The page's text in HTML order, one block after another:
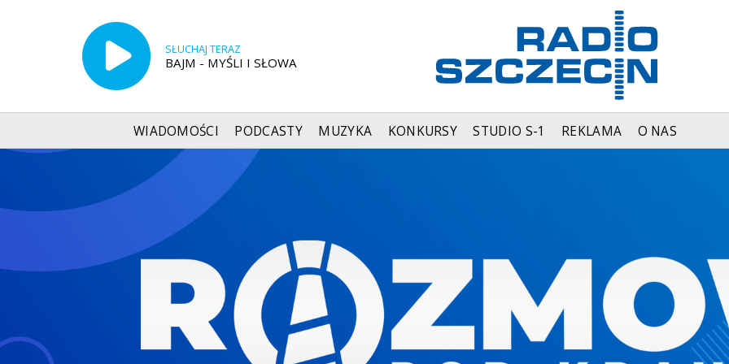
SŁUCHAJ TERAZ
BAJM - MYŚLI I SŁOWA
WIADOMOŚCI PODCASTY MUZYKA KONKURSY STUDIO S-1 REKLAMA O NAS